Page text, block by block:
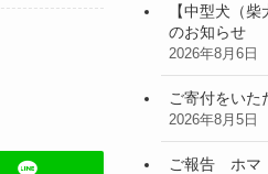
【中型犬（
のお知らせ
2026年8月6日
ご寄付をいた
2026年8月5日
ご報告 ホマ